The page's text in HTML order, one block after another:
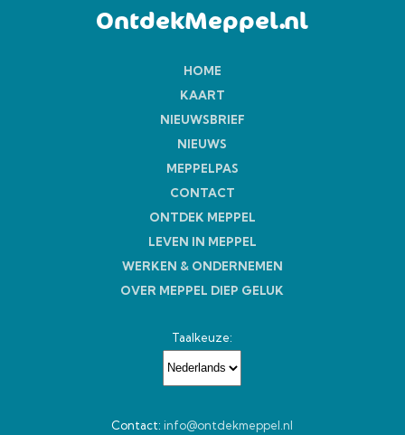
OntdekMeppel.nl
HOME
KAART
NIEUWSBRIEF
NIEUWS
MEPPELPAS
CONTACT
ONTDEK MEPPEL
LEVEN IN MEPPEL
WERKEN & ONDERNEMEN
OVER MEPPEL DIEP GELUK
Taalkeuze:
Contact:info@ontdekmeppel.nl